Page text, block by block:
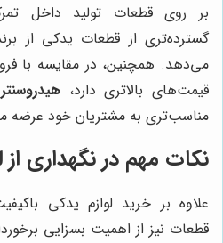
بر روی قطعات تولید داخل
گسترده‌تری از قطعات یدکی از
می‌دهد. همچنین، در مقایسه با
قیمت‌های بالاتری دارد، هیدروسنتر
مناسب‌تری به مشتریان خود عرضه
نکات مهم در نگهداری از
علاوه بر خرید لوازم یدکی
قطعات نیز از اهمیت بسزایی